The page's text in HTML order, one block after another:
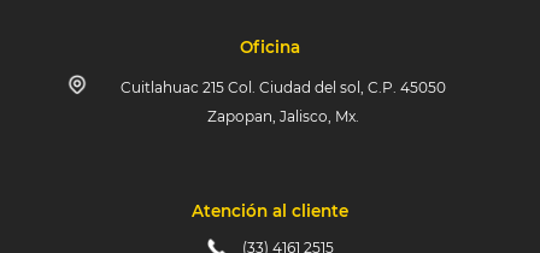
Oficina
Cuitlahuac 215 Col. Ciudad del sol, C.P. 45050
Zapopan, Jalisco, Mx.
Atención al cliente
(33) 4161 2515